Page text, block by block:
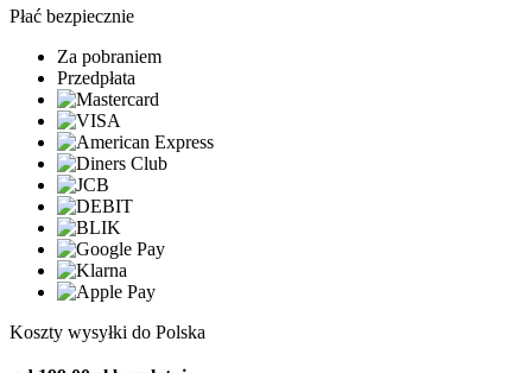
Płać bezpiecznie
Za pobraniem
Przedpłata
Koszty wysyłki do Polska